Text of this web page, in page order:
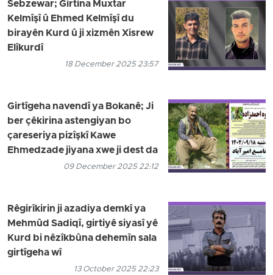
Sebzewar; Girtina Muxtar
Kelmîşî û Ehmed Kelmîşî du
birayên Kurd û ji xizmên Xisrew
Elîkurdî
18 December 2025 23:57
Girtîgeha navendî ya Bokanê; Ji
ber çêkirina astengiyan bo
çareseriya pizîşkî Kawe
Ehmedzade jiyana xwe ji dest da
09 December 2025 22:12
Rêgirîkirin ji azadiya demkî ya
Mehmûd Sadiqî, girtiyê siyasî yê
Kurd bi nêzîkbûna dehemîn sala
girtîgeha wî
13 October 2025 22:23